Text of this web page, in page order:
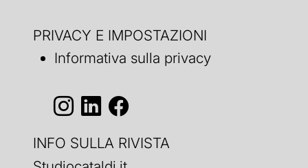
PRIVACY E IMPOSTAZIONI
Informativa sulla privacy
INFO SULLA RIVISTA